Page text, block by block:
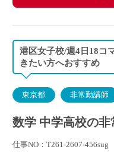
港区女子校/週4日18コ
きたい方へおすすめ
東京都 非常勤講師
数学 中学高校の
仕事NO：T261-2607-456sug